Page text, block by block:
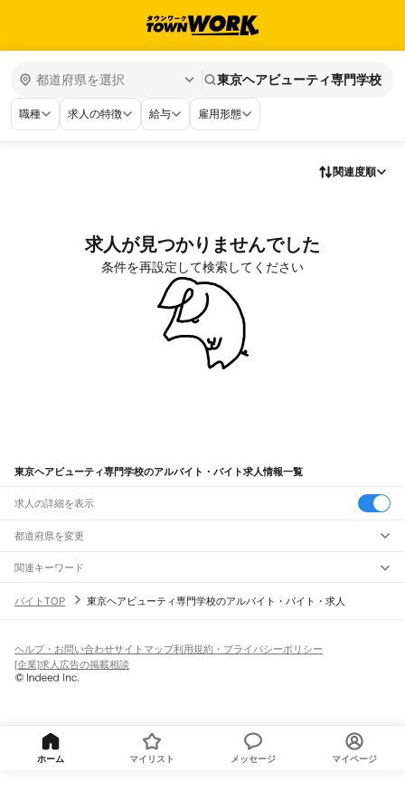
東京ヘアビューティ専門学校
職種 求人の特徴 給与 雇用形態
関連度順
求人が見つかりませんでした
条件を再設定して検索してください
東京ヘアビューティ専門学校のアルバイト・バイト求人情報一覧
求人の詳細を表示
都道府県を変更
関連キーワード
東京都 東京美容専門学校東京都 美容専門学校東京ファッション専門学校
バイトTOP 東京ヘアビューティ専門学校のアルバイト・バイト・求人
ヘルプ・お問い合わせサイトマップ利用規約・プライバシーポリシー
[企業]求人広告の掲載相談
ホーム マイリスト メッセージ マイページ